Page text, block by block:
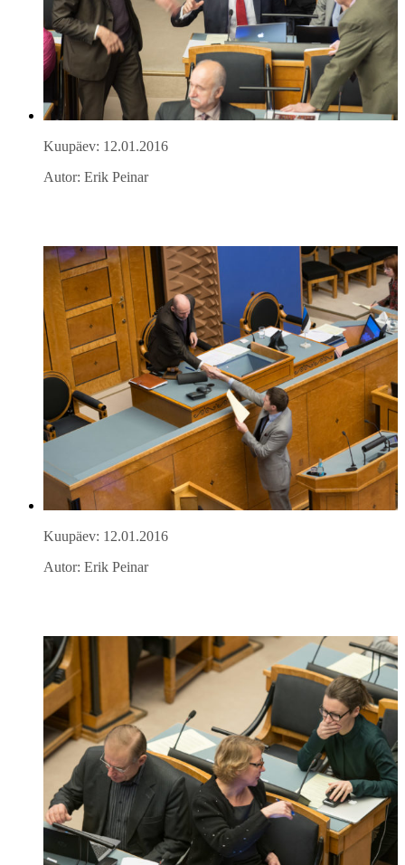
Kuupäev: 12.01.2016
Autor: Erik Peinar
Kuupäev: 12.01.2016
Autor: Erik Peinar